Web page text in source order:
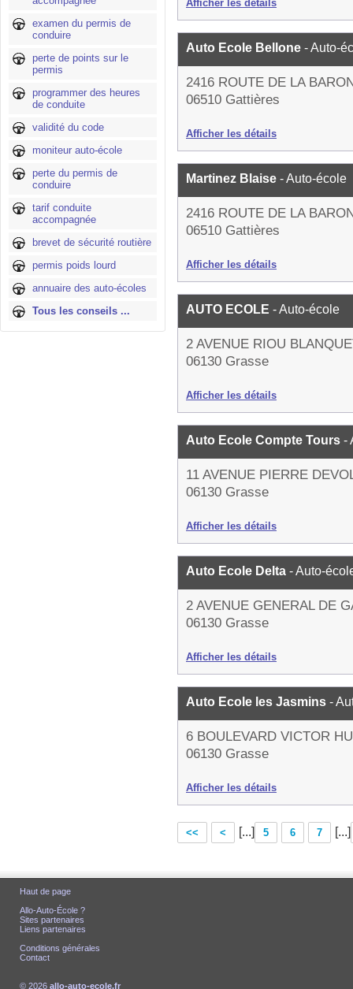
examen du permis de
conduire
perte de points sur le
permis
programmer des heures
de conduite
validité du code
moniteur auto-école
perte du permis de
conduire
tarif conduite
accompagnée
brevet de sécurité routière
permis poids lourd
annuaire des auto-écoles
Tous les conseils ...
Afficher les détails
Auto Ecole Bellone - Auto-
2416 ROUTE DE LA
06510 Gattières
Afficher les détails
Martinez Blaise - Auto-école
2416 ROUTE DE LA
06510 Gattières
Afficher les détails
AUTO ECOLE - Auto-école
2 AVENUE RIOU
06130 Grasse
Afficher les détails
Auto Ecole Compte Tours -
11 AVENUE PIERRE
06130 Grasse
Afficher les détails
Auto Ecole Delta - Auto-
2 AVENUE GENERAL DE
06130 Grasse
Afficher les détails
Auto Ecole les Jasmins -
6 BOULEVARD VICTOR
06130 Grasse
Afficher les détails
<< < [...] 5 6 7 [...]
Haut de page
Allo-Auto-École ?
Sites partenaires
Liens partenaires
Conditions générales
Contact
© 2026 allo-auto-ecole.fr